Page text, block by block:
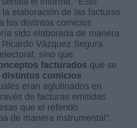
elaboración de las facturas
los distintos comicios
sido elaborada de manera
Vázquez Segura
sino que
facturados que se
distintos comicios
eran aglutinados en
de facturas emitidas
que el referido
de manera instrumental”.